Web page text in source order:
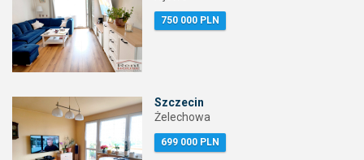
750 000 PLN
Szczecin
Żelechowa
699 000 PLN